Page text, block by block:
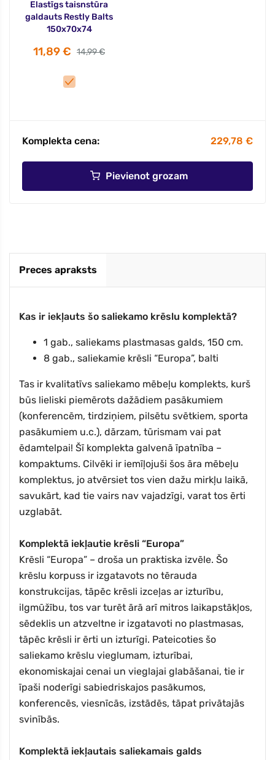
Elastīgs taisnstūra
galdauts Restly Balts
150x70x74
11,89 € 14,99 €
Komplekta cena: 229,78 €
Pievienot grozam
Preces apraksts
Kas ir iekļauts šo saliekamo krēslu komplektā?
1 gab., saliekams plastmasas galds, 150 cm.
8 gab., saliekamie krēsli “Europa”, balti
Tas ir kvalitatīvs saliekamo mēbeļu komplekts, kurš
būs lieliski piemērots dažādiem pasākumiem
(konferencēm, tirdziņiem, pilsētu svētkiem, sporta
pasākumiem u.c.), dārzam, tūrismam vai pat
ēdamtelpai! Šī komplekta galvenā īpatnība –
kompaktums. Cilvēki ir iemīļojuši šos āra mēbeļu
komplektus, jo atvērsiet tos vien dažu mirkļu laikā,
savukārt, kad tie vairs nav vajadzīgi, varat tos ērti
uzglabāt.
Komplektā iekļautie krēsli “Europa”
Krēsli “Europa” – droša un praktiska izvēle. Šo
krēslu korpuss ir izgatavots no tērauda
konstrukcijas, tāpēc krēsli izceļas ar izturību,
ilgmūžību, tos var turēt ārā arī mitros laikapstākļos,
sēdeklis un atzveltne ir izgatavoti no plastmasas,
tāpēc krēsli ir ērti un izturīgi. Pateicoties šo
saliekamo krēslu vieglumam, izturībai,
ekonomiskajai cenai un vieglajai glabāšanai, tie ir
īpaši noderīgi sabiedriskajos pasākumos,
konferencēs, viesnīcās, izstādēs, tāpat privātajās
svinībās.
Komplektā iekļautais saliekamais galds